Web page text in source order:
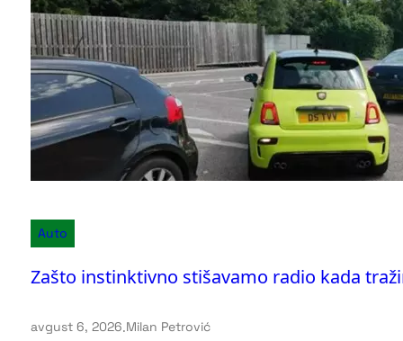
Auto
Zašto instinktivno stišavamo radio kada
avgust 6, 2026.Milan Petrović